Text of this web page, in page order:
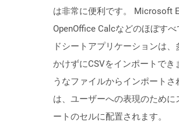
は非常に便利です。 Microsoft
OpenOffice Calcなどのほぼす
ドシートアプリケーションは、
かけずにCSVをインポートでき
うなファイルからインポートさ
は、ユーザーへの表現のために
ートのセルに配置されます。